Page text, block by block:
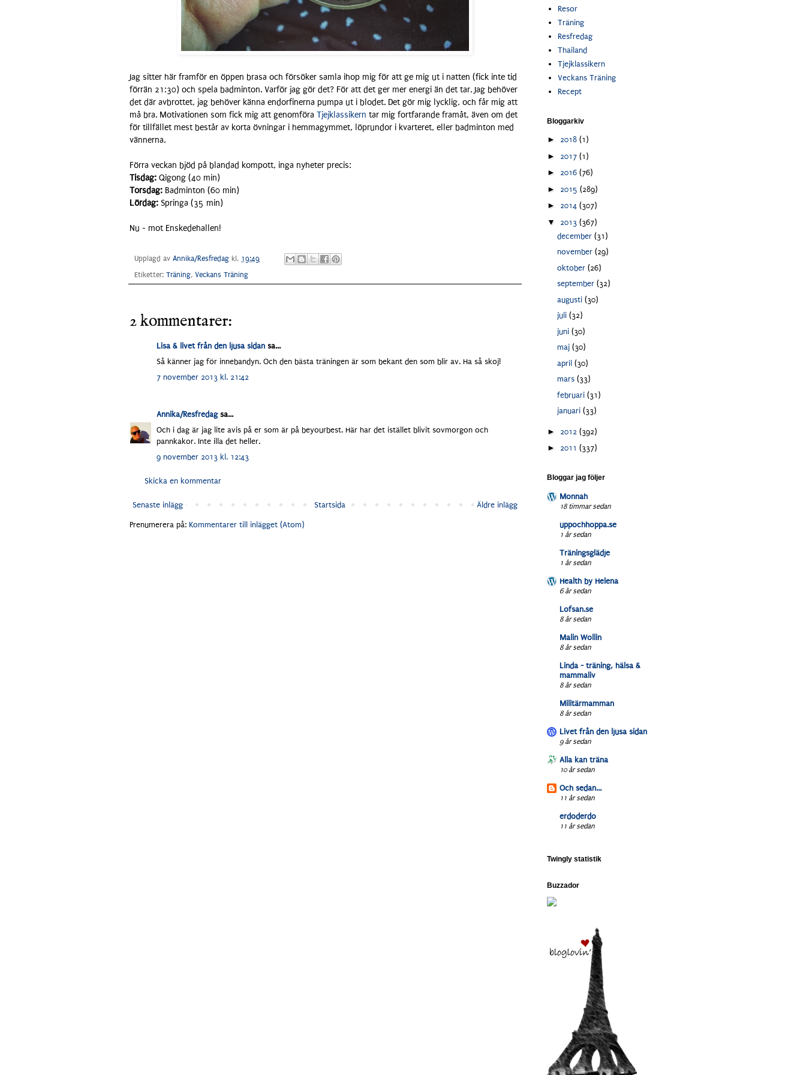
Jag sitter här framför en öppen brasa och försöker samla ihop mig för att ge mig ut i natten (fick inte tid
förrän 21:30) och spela badminton. Varför jag gör det? För att det ger mer energi än det tar. Jag behöver
det där avbrottet, jag behöver känna endorfinerna pumpa ut i blodet. Det gör mig lycklig, och får mig att
må bra. Motivationen som fick mig att genomföra Tjejklassikern tar mig fortfarande framåt, även om det
för tillfället mest består av korta övningar i hemmagymmet, löprundor i kvarteret, eller badminton med
vännerna.
Förra veckan bjöd på blandad kompott, inga nyheter precis:
Tisdag: Qigong (40 min)
Torsdag: Badminton (60 min)
Lördag: Springa (35 min)
Nu - mot Enskedehallen!
Upplagd av Annika/Resfredag kl. 19:49
Etiketter: Träning, Veckans Träning
2 kommentarer:
Lisa & livet från den ljusa sidan sa...
Så känner jag för innebandyn. Och den bästa träningen är som bekant den som blir av. Ha så skoj!
7 november 2013 kl. 21:42
Annika/Resfredagsa...
Och i dag är jag lite avis på er som är på beyourbest. Här har det istället blivit sovmorgon och
pannkakor. Inte illa det heller.
9 november 2013 kl. 12:43
Skicka en kommentar
Senaste inlägg Äldre inlägg
Startsida
Prenumerera på: Kommentarer till inlägget (Atom)
Resor
Träning
Resfredag
Thailand
Tjejklassikern
Veckans Träning
Recept
Bloggarkiv
► 2018 (1)
► 2017 (1)
► 2016 (76)
► 2015 (289)
► 2014 (307)
▼ 2013 (367)
december (31)
november (29)
oktober (26)
september (32)
augusti (30)
juli (32)
juni (30)
maj (30)
april (30)
mars (33)
februari (31)
januari (33)
► 2012 (392)
► 2011 (337)
Bloggar jag följer
Monnah
18 timmar sedan
uppochhoppa.se
1 år sedan
Träningsglädje
1 år sedan
Health by Helena
6 år sedan
Lofsan.se
8 år sedan
Malin Wollin
8 år sedan
Linda - träning, hälsa &
mammaliv
8 år sedan
Militärmamman
8 år sedan
Livet från den ljusa sidan
9 år sedan
Alla kan träna
10 år sedan
Och sedan...
11 år sedan
erdoderdo
11 år sedan
Twingly statistik
Buzzador